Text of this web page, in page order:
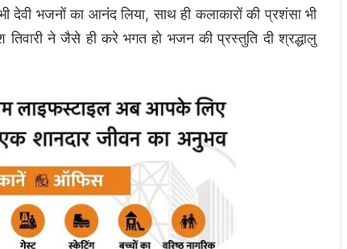
देवी भजनों का आनंद लिया, साथ ही कलाकारों की प्रशंसा भी
ने जैसे ही करे भगत हो भजन की प्रस्तुति दी श्रद्धालु